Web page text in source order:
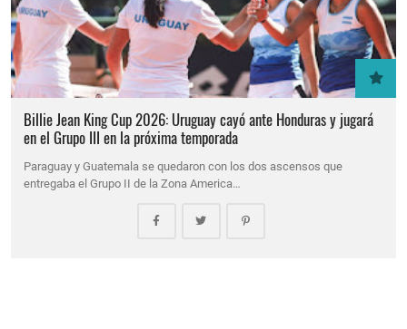
Billie Jean King Cup 2026: Uruguay cayó ante Honduras y jugará
en el Grupo III en la próxima temporada
Paraguay y Guatemala se quedaron con los dos ascensos que
entregaba el Grupo II de la Zona America…